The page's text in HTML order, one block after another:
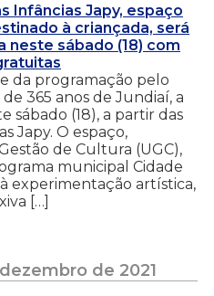
Infâncias Japy, espaço
à criançada, será
neste sábado (18) com
da programação pelo
365 anos de Jundiaí, a
sábado (18), a partir das
Japy. O espaço,
de Cultura (UGC),
municipal Cidade
experimentação artística,
[…]
de 2021